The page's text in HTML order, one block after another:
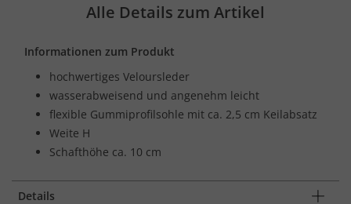
Alle Details zum Artikel
Informationen zum Produkt
hochwertiges Veloursleder
wasserabweisend und angenehm leicht
flexible Gummiprofilsohle mit ca. 2,5 cm Keilabsatz
Weite H
Schafthöhe ca. 10 cm
Details